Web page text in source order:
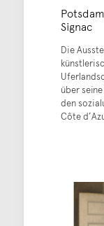
Signac
Die
über
den
Côte